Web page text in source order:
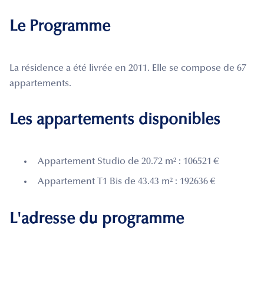
Le Programme
La résidence a été livrée en 2011. Elle se compose de 67
appartements.
Les appartements disponibles
Appartement Studio de 20.72 m² : 106521 €
Appartement T1 Bis de 43.43 m² : 192636 €
L'adresse du programme